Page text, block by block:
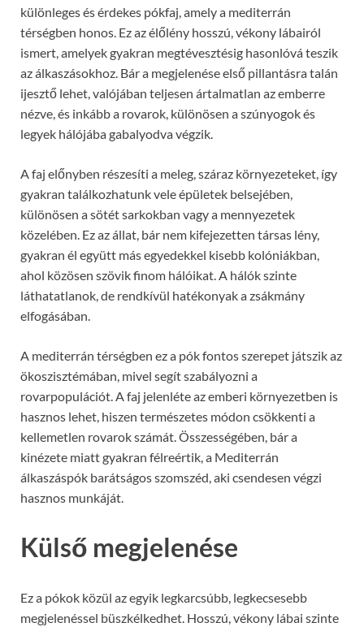
különleges és érdekes pókfaj, amely a mediterrán
térségben honos. Ez az élőlény hosszú, vékony lábairól
ismert, amelyek gyakran megtévesztésig hasonlóvá teszik
az álkaszásokhoz. Bár a megjelenése első pillantásra talán
ijesztő lehet, valójában teljesen ártalmatlan az emberre
nézve, és inkább a rovarok, különösen a szúnyogok és
legyek hálójába gabalyodva végzik.
A faj előnyben részesíti a meleg, száraz környezeteket, így
gyakran találkozhatunk vele épületek belsejében,
különösen a sötét sarkokban vagy a mennyezetek
közelében. Ez az állat, bár nem kifejezetten társas lény,
gyakran él együtt más egyedekkel kisebb kolóniákban,
ahol közösen szövik finom hálóikat. A hálók szinte
láthatatlanok, de rendkívül hatékonyak a zsákmány
elfogásában.
A mediterrán térségben ez a pók fontos szerepet játszik az
ökoszisztémában, mivel segít szabályozni a
rovarpopulációt. A faj jelenléte az emberi környezetben is
hasznos lehet, hiszen természetes módon csökkenti a
kellemetlen rovarok számát. Összességében, bár a
kinézete miatt gyakran félreértik, a Mediterrán
álkaszáspók barátságos szomszéd, aki csendesen végzi
hasznos munkáját.
Külső megjelenése
Ez a pókok közül az egyik legkarcsúbb, legkecsesebb
megjelenéssel büszkélkedhet. Hosszú, vékony lábai szinte